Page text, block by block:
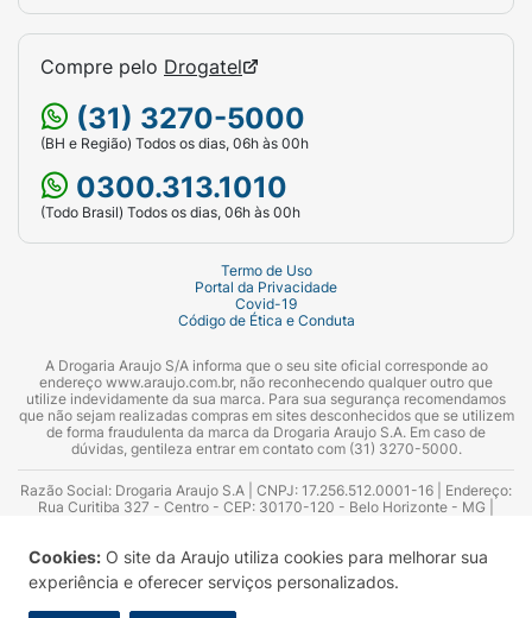
Cookies: O site da Araujo utiliza cookies para melhorar sua
experiência e oferecer serviços personalizados.
Compre pelo Drogatel
(31) 3270-5000
(BH e Região) Todos os dias, 06h às 00h
0300.313.1010
(Todo Brasil) Todos os dias, 06h às 00h
Termo de Uso
Portal da Privacidade
Covid-19
Código de Ética e Conduta
A Drogaria Araujo S/A informa que o seu site oficial corresponde ao
endereço www.araujo.com.br, não reconhecendo qualquer outro que
utilize indevidamente da sua marca. Para sua segurança recomendamos
que não sejam realizadas compras em sites desconhecidos que se utilizem
de forma fraudulenta da marca da Drogaria Araujo S.A. Em caso de
dúvidas, gentileza entrar em contato com (31) 3270-5000.
Razão Social: Drogaria Araujo S.A | CNPJ: 17.256.512.0001-16 | Endereço:
Rua Curitiba 327 - Centro - CEP: 30170-120 - Belo Horizonte - MG |
Azevedo Guimarães – CRF 10.965 | Yasmin Silva Alvarenga – CRF 52.584 -
Consultor substituto: Thiago Aguiar Pinheiro - CRF Nº 13.748. Alvará
Sanitário: 2025020713 | Autorização de Funcionamento da Empresa (AFE):